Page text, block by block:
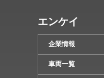
エンケイ
企業情報
車両一覧